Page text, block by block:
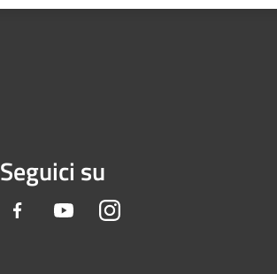
Seguici su
Facebook YoutubeInstagram